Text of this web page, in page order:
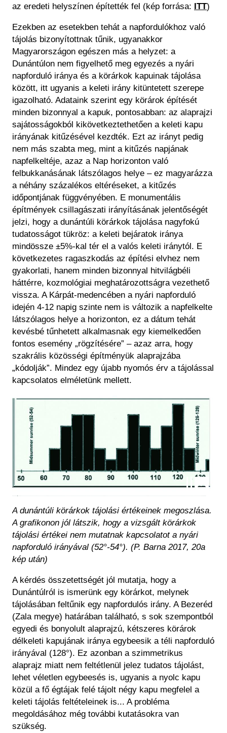
az eredeti helyszínen építették fel (kép forrása: ITT)
Ezekben az esetekben tehát a napfordulókhoz való
tájolás bizonyítottnak tűnik, ugyanakkor
Magyarországon egészen más a helyzet: a
Dunántúlon nem figyelhető meg egyezés a nyári
napforduló iránya és a körárkok kapuinak tájolása
között, itt ugyanis a keleti irány kitüntetett szerepe
igazolható. Adataink szerint egy körárok építését
minden bizonnyal a kapuk, pontosabban: az alaprajzi
sajátosságokból kikövetkeztethetően a keleti kapu
irányának kitűzésével kezdték. Ezt az irányt pedig
nem más szabta meg, mint a kitűzés napjának
napfelkeltéje, azaz a Nap horizonton való
felbukkanásának látszólagos helye – ez magyarázza
a néhány százalékos eltéréseket, a kitűzés
időpontjának függvényében. E monumentális
építmények csillagászati irányításának jelentőségét
jelzi, hogy a dunántúli körárkok tájolása nagyfokú
tudatosságot tükröz: a keleti bejáratok iránya
mindössze ±5%-kal tér el a valós keleti iránytól. E
következetes ragaszkodás az építési elvhez nem
gyakorlati, hanem minden bizonnyal hitvilágbéli
háttérre, kozmológiai meghatározottságra vezethető
vissza. A Kárpát-medencében anyári napforduló
idején 4-12 napig szinte nem is változik a napfelkelte
látszólagos helye a horizonton, ez a dátum tehát
kevésbé tűnhetett alkalmasnak egy kiemelkedően
fontos esemény „rögzítésére” – azaz arra, hogy
szakrális közösségi építményük alaprajzába
„kódolják”. Mindez egy újabb nyomós érv a tájolással
kapcsolatos elméletünk mellett.
Kép
A dunántúli körárkok tájolási értékeinek megoszlása.
A grafikonon jól látszik, hogy a vizsgált körárkok
tájolási értékei nem mutatnak kapcsolatot a nyári
napforduló irányával (52°-54°). (P. Barna 2017, 20a
kép után)
A kérdés összetettségét jól mutatja, hogy a
Dunántúlról is ismerünk egy körárkot, melynek
tájolásában feltűnik egy napfordulós irány. A Bezeréd
(Zala megye) határában található, s sok szempontból
egyedi és bonyolult alaprajzú, kétszeres körárok
délkeleti kapujának iránya egybeesik a téli napforduló
irányával (128°). Ez azonban a szimmetrikus
alaprajz miatt nem feltétlenül jelez tudatos tájolást,
lehet véletlen egybeesés is, ugyanis a nyolc kapu
közül a fő égtájak felé tájolt négy kapu megfelel a
keleti tájolás feltételeinek is... A probléma
megoldásához még további kutatásokra van
szükség.